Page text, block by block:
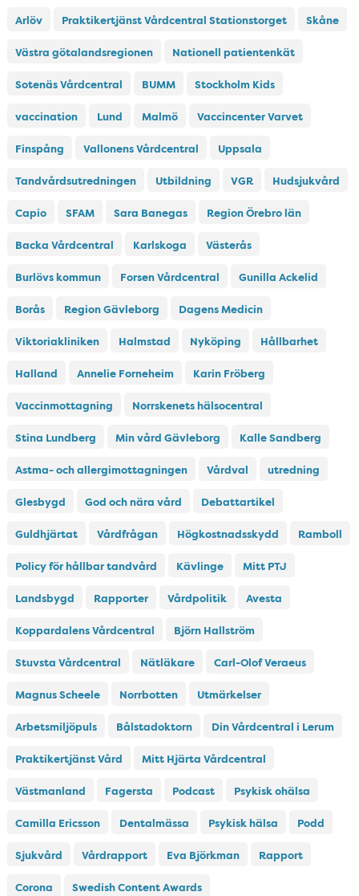
Arlöv Praktikertjänst Vårdcentral Stationstorget Skåne
Västra götalandsregionen Nationell patientenkät
Sotenäs Vårdcentral BUMM Stockholm Kids
vaccination Lund Malmö Vaccincenter Varvet
Finspång Vallonens Vårdcentral Uppsala
Tandvårdsutredningen Utbildning VGR Hudsjukvård
Capio SFAM Sara Banegas Region Örebro län
Backa Vårdcentral Karlskoga Västerås
Burlövs kommun Forsen Vårdcentral Gunilla Ackelid
Borås Region Gävleborg Dagens Medicin
Viktoriakliniken Halmstad Nyköping Hållbarhet
Halland Annelie Forneheim Karin Fröberg
Vaccinmottagning Norrskenets hälsocentral
Stina Lundberg Min vård Gävleborg Kalle Sandberg
Astma- och allergimottagningen Vårdval utredning
Glesbygd God och nära vård Debattartikel
Guldhjärtat Vårdfrågan Högkostnadsskydd Ramboll
Policy för hållbar tandvård Kävlinge Mitt PTJ
Landsbygd Rapporter Vårdpolitik Avesta
Koppardalens Vårdcentral Björn Hallström
Stuvsta Vårdcentral Nätläkare Carl-Olof Veraeus
Magnus Scheele Norrbotten Utmärkelser
Arbetsmiljöpuls Bålstadoktorn Din Vårdcentral i Lerum
Praktikertjänst Vård Mitt Hjärta Vårdcentral
Västmanland Fagersta Podcast Psykisk ohälsa
Camilla Ericsson Dentalmässa Psykisk hälsa Podd
Sjukvård Vårdrapport Eva Björkman Rapport
Corona Swedish Content Awards